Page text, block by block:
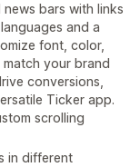
bars with links
and a
font, color,
your brand
conversions,
Ticker app.
scrolling
in different